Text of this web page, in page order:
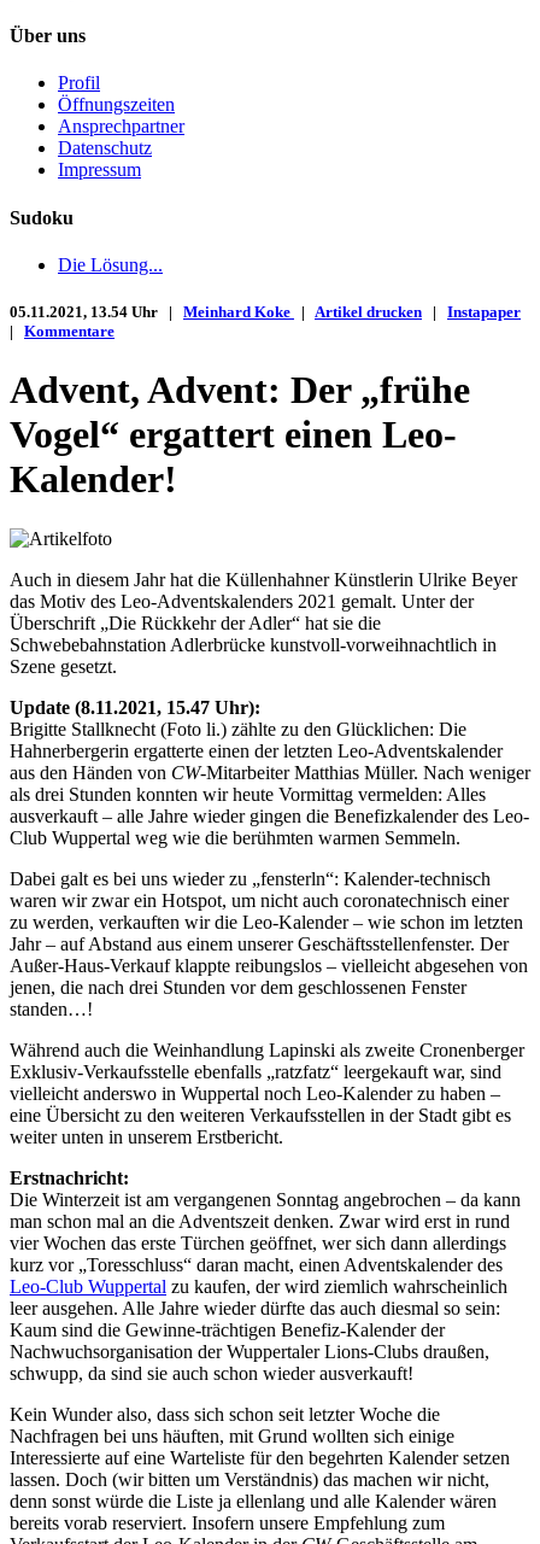
Über uns
Profil
Öffnungszeiten
Ansprechpartner
Datenschutz
Impressum
Sudoku
Die Lösung...
05.11.2021, 13.54 Uhr | Meinhard Koke | Artikel drucken | Instapaper
| Kommentare
Advent, Advent: Der „frühe
Vogel“ ergattert einen Leo-
Kalender!
Auch in diesem Jahr hat die Küllenhahner Künstlerin Ulrike Beyer
das Motiv des Leo-Adventskalenders 2021 gemalt. Unter der
Überschrift „Die Rückkehr der Adler“ hat sie die
Schwebebahnstation Adlerbrücke kunstvoll-vorweihnachtlich in
Szene gesetzt.
Update (8.11.2021, 15.47 Uhr):
Brigitte Stallknecht (Foto li.) zählte zu den Glücklichen: Die
Hahnerbergerin ergatterte einen der letzten Leo-Adventskalender
aus den Händen von CW-Mitarbeiter Matthias Müller. Nach weniger
als drei Stunden konnten wir heute Vormittag vermelden: Alles
ausverkauft – alle Jahre wieder gingen die Benefizkalender des Leo-
Club Wuppertal weg wie die berühmten warmen Semmeln.
Dabei galt es bei uns wieder zu „fensterln“: Kalender-technisch
waren wir zwar ein Hotspot, um nicht auch coronatechnisch einer
zu werden, verkauften wir die Leo-Kalender – wie schon im letzten
Jahr – auf Abstand aus einem unserer Geschäftsstellenfenster. Der
Außer-Haus-Verkauf klappte reibungslos – vielleicht abgesehen von
jenen, die nach drei Stunden vor dem geschlossenen Fenster
standen…!
Während auch die Weinhandlung Lapinski als zweite Cronenberger
Exklusiv-Verkaufsstelle ebenfalls „ratzfatz“ leergekauft war, sind
vielleicht anderswo in Wuppertal noch Leo-Kalender zu haben –
eine Übersicht zu den weiteren Verkaufsstellen in der Stadt gibt es
weiter unten in unserem Erstbericht.
Erstnachricht:
Die Winterzeit ist am vergangenen Sonntag angebrochen – da kann
man schon mal an die Adventszeit denken. Zwar wird erst in rund
vier Wochen das erste Türchen geöffnet, wer sich dann allerdings
kurz vor „Toresschluss“ daran macht, einen Adventskalender des
Leo-Club Wuppertal zu kaufen, der wird ziemlich wahrscheinlich
leer ausgehen. Alle Jahre wieder dürfte das auch diesmal so sein:
Kaum sind die Gewinne-trächtigen Benefiz-Kalender der
Nachwuchsorganisation der Wuppertaler Lions-Clubs draußen,
schwupp, da sind sie auch schon wieder ausverkauft!
Kein Wunder also, dass sich schon seit letzter Woche die
Nachfragen bei uns häuften, mit Grund wollten sich einige
Interessierte auf eine Warteliste für den begehrten Kalender setzen
lassen. Doch (wir bitten um Verständnis) das machen wir nicht,
denn sonst würde die Liste ja ellenlang und alle Kalender wären
bereits vorab reserviert. Insofern unsere Empfehlung zum